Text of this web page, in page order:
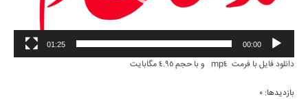
00:00
01:25
دانلود فایل با فرمت mp4 و با حجم 4.95 مگابایت
بازدیدها: 0